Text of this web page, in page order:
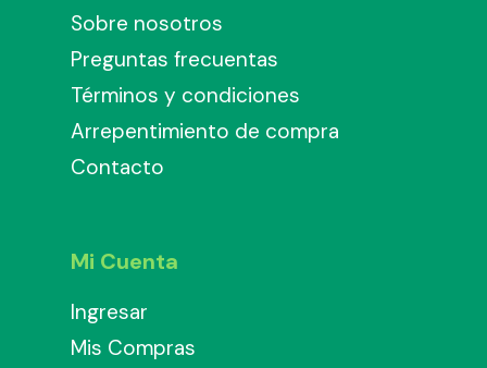
Sobre nosotros
Preguntas frecuentas
Términos y condiciones
Arrepentimiento de compra
Contacto
Mi Cuenta
Ingresar
Mis Compras